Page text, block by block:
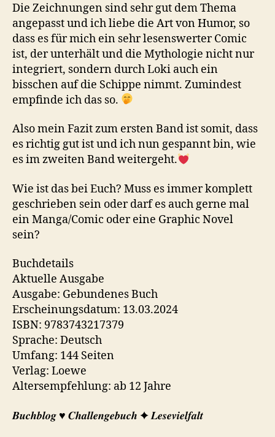
Die Zeichnungen sind sehr gut dem Thema
angepasst und ich liebe die Art von Humor, so
dass es für mich ein sehr lesenswerter Comic
ist, der unterhält und die Mythologie nicht nur
integriert, sondern durch Loki auch ein
bisschen auf die Schippe nimmt. Zumindest
empfinde ich das so.
Also mein Fazit zum ersten Band ist somit, dass
es richtig gut ist und ich nun gespannt bin, wie
es im zweiten Band weitergeht.
Wie ist das bei Euch? Muss es immer komplett
geschrieben sein oder darf es auch gerne mal
ein Manga/Comic oder eine Graphic Novel
sein?
Buchdetails
Aktuelle Ausgabe
Ausgabe: Gebundenes Buch
Erscheinungsdatum: 13.03.2024
ISBN: 9783743217379
Sprache: Deutsch
Umfang: 144 Seiten
Verlag: Loewe
Altersempfehlung: ab 12 Jahre
𝑩𝒖𝒄𝒉𝒃𝒍𝒐𝒈 ♥︎ 𝑪𝒉𝒂𝒍𝒍𝒆𝒏𝒈𝒆𝒃𝒖𝒄𝒉 ✦ 𝑳𝒆𝒔𝒆𝒗𝒊𝒆𝒍𝒇𝒂𝒍𝒕